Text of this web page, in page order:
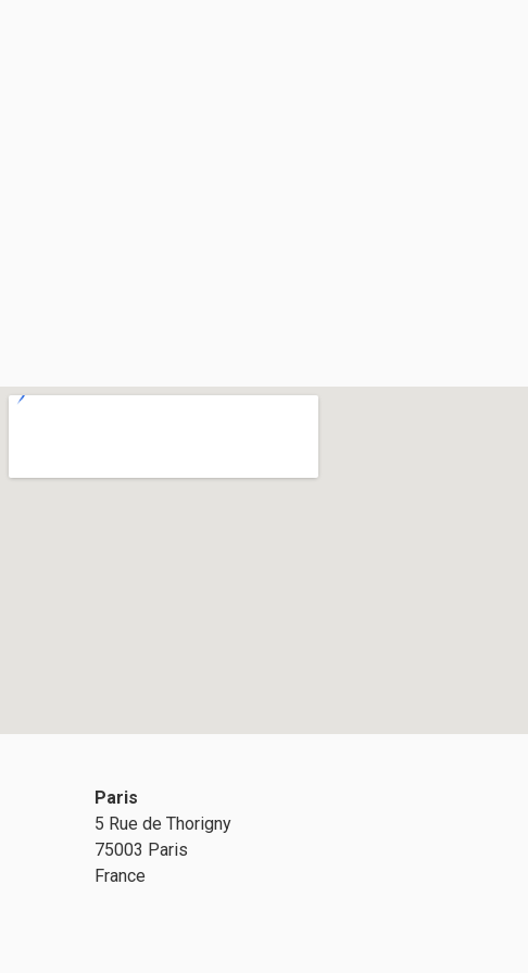
Paris
5 Rue de Thorigny
75003 Paris
France